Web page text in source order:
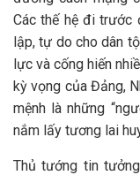
Các thế hệ đi trước
lập, tự do cho dân
lực và cống hiến
kỳ vọng của Đảng,
mệnh là những
nắm lấy tương lai
Thủ tướng tin